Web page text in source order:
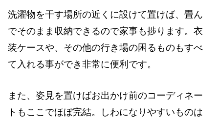
洗濯物を干す場所の近くに設けて置けば、畳ん
でそのまま収納できるので家事も捗ります。衣
装ケースや、その他の行き場の困るものもすべ
て入れる事ができ非常に便利です。
また、姿見を置けばお出かけ前のコーディネー
トもここでほぼ完結。しわになりやすいものは